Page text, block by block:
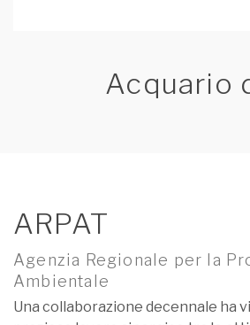
Acquario
ARPAT
Agenzia Regionale per la
Ambientale
Una collaborazione decennale ha